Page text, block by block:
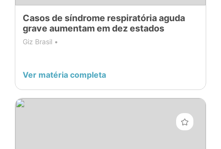
Casos de síndrome respiratória aguda
grave aumentam em dez estados
Giz Brasil •
Ver matéria completa